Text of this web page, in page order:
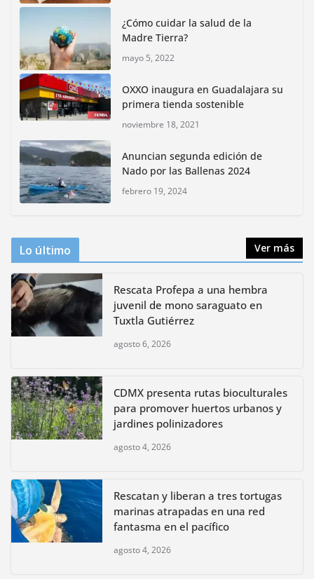
reactivar la zona lacustre de Xochimilco
junio 4, 2026
Rompe CDMX récords Reto Naturalista Urbano 2026 y
lidera la biodiversidad nacional
mayo 18, 2026
bioculturales para promover
huertos urbanos y jardines
polinizadores
¿Cómo cuidar la salud de la
Madre Tierra?
mayo 5, 2022
OXXO inaugura en Guadalajara su
primera tienda sostenible
noviembre 18, 2021
Anuncian segunda edición de
Nado por las Ballenas 2024
febrero 19, 2024
Lo último Ver más
Rescata Profepa a una hembra
juvenil de mono saraguato en
Tuxtla Gutiérrez
agosto 6, 2026
CDMX presenta rutas bioculturales
para promover huertos urbanos y
jardines polinizadores
agosto 4, 2026
Rescatan y liberan a tres tortugas
marinas atrapadas en una red
fantasma en el pacífico
agosto 4, 2026